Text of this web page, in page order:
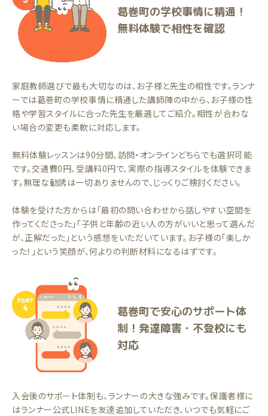
葛巻町の学校事情に精通！
無料体験で相性を確認
家庭教師選びで最も大切なのは、お子様と先生の相性です。ランナ
ーでは葛巻町の学校事情に精通した講師陣の中から、お子様の性
格や学習スタイルに合った先生を厳選してご紹介。相性が合わな
い場合の変更も柔軟に対応します。
無料体験レッスンは90分間、訪問・オンラインどちらでも選択可能
です。交通費0円、受講料0円で、実際の指導スタイルを体験できま
す。無理な勧誘は一切ありませんので、じっくりご検討ください。
体験を受けた方からは「最初の問い合わせから話しやすい空間を
作ってくださった」「子供と年齢の近い人の方がいいと思って選んだ
が、正解だった」という感想をいただいています。お子様の「楽しか
った！」という笑顔が、何よりの判断材料になるはずです。
葛巻町で安心のサポート体
制！発達障害・不登校にも
対応
入会後のサポート体制も、ランナーの大きな強みです。保護者様に
はランナー公式LINEを友達追加していただき、いつでも気軽にご